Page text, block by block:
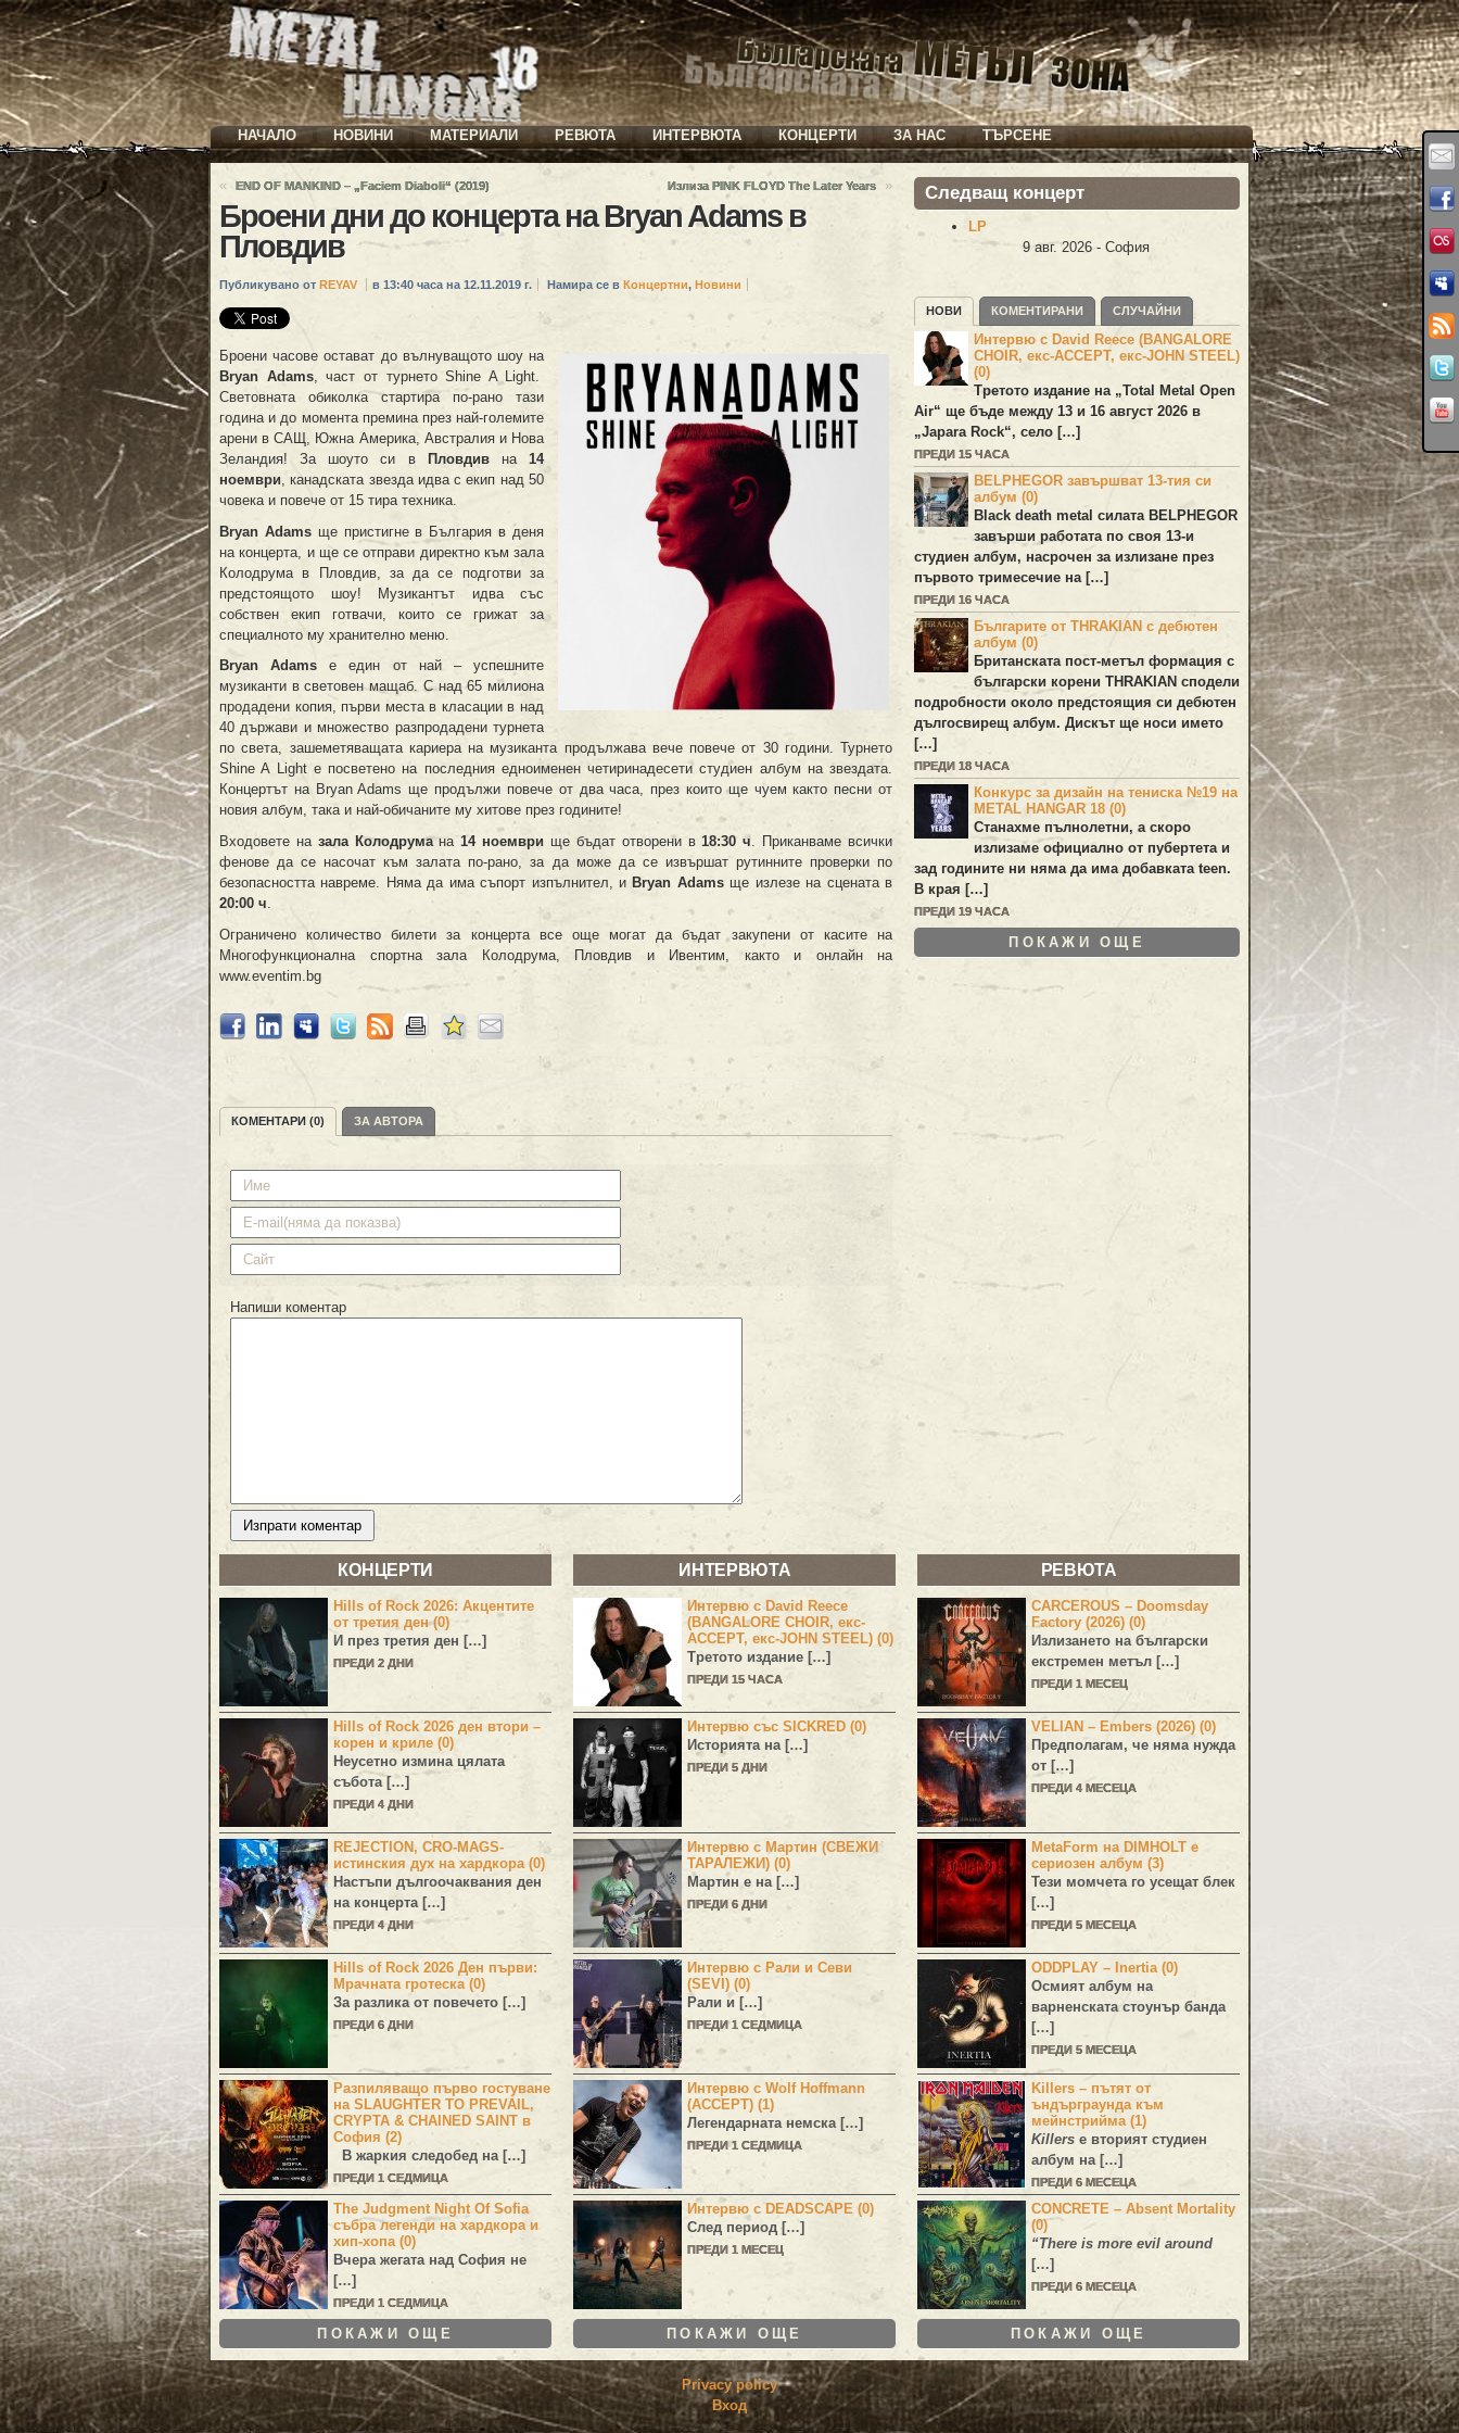
НАЧАЛО НОВИНИ МАТЕРИАЛИ РЕВЮТА ИНТЕРВЮТА КОНЦЕРТИ ЗА НАС ТЪРСЕНЕ
« END OF MANKIND – „Faciem Diaboli“ (2019) Излиза PINK FLOYD The Later Years »
Броени дни до концерта на Bryan Adams в
Пловдив
Публикувано от REYAV в 13:40 часа на 12.11.2019 г. Намира се в Концертни, Новини
Броени часове остават до вълнуващото шоу на
Bryan Adams, част от турнето Shine A Light.
Световната обиколка стартира по-рано тази
година и до момента премина през най-големите
арени в САЩ, Южна Америка, Австралия и Нова
Зеландия! За шоуто си в
Пловдивна 14
ноември , канадската звезда идва с екип над 50
човека и повече от 15 тира техника.
Bryan Adamsще пристигне в България в деня
на концерта, и ще се отправи директно към зала
Колодрума в Пловдив, за да се подготви за
предстоящото шоу! Музикантът идва със
собствен екип готвачи, които се грижат за
специалното му хранително меню.
Bryan Adams е един от най – успешните
музиканти в световен мащаб. С над 65 милиона
продадени копия, първи места в класации в над
40 държави и множество разпродадени турнета
по света, зашеметяващата кариера на музиканта продължава вече повече от 30 години. Турнето
Shine A Light е посветено на последния едноименен четиринадесети студиен албум на звездата.
Концертът на Bryan Adams ще продължи повече от два часа, през които ще чуем както песни от
новия албум, така и най-обичаните му хитове през годините!
Входовете назала Колодрумана14 ноември ще бъдат отворени в18:30 ч. Приканваме всички
фенове да се насочат към залата по-рано, за да може да се извършат рутинните проверки по
безопасността навреме. Няма да има съпорт изпълнител, и Bryan Adamsще излезе на сцената в
20:00 ч.
Ограничено количество билети за концерта все още могат да бъдат закупени от касите на
Многофункционална спортна зала Колодрума, Пловдив и Ивентим, както и онлайн на
www.eventim.bg
КОМЕНТАРИ (0) ЗА АВТОРА
Напиши коментар
Следващ концерт
LP
9 авг. 2026 - София
НОВИ КОМЕНТИРАНИ СЛУЧАЙНИ
Интервю с David Reece (BANGALORE
CHOIR, екс-ACCEPT, екс-JOHN STEEL)
(0)
Третото издание на „Total Metal Open
Air“ ще бъде между 13 и 16 август 2026 в
„Japara Rock“, село […]
ПРЕДИ 15 ЧАСА
BELPHEGOR завършват 13-тия си
албум (0)
Black death metal силата BELPHEGOR
завърши работата по своя 13-и
студиен албум, насрочен за излизане през
първото тримесечие на […]
ПРЕДИ 16 ЧАСА
Българите от THRAKIAN с дебютен
албум (0)
Британската пост-метъл формация с
български корени THRAKIAN сподели
подробности около предстоящия си дебютен
дългосвирещ албум. Дискът ще носи името
[…]
ПРЕДИ 18 ЧАСА
Конкурс за дизайн на тениска №19 на
METAL HANGAR 18 (0)
Станахме пълнолетни, а скоро
излизаме официално от пубертета и
зад годините ни няма да има добавката teen.
В края […]
ПРЕДИ 19 ЧАСА
ПОКАЖИ ОЩЕ
КОНЦЕРТИ
Hills of Rock 2026: Акцентите
от третия ден (0)
И през третия ден […]
ПРЕДИ 2 ДНИ
Hills of Rock 2026 ден втори –
корен и криле (0)
Неусетно измина цялата
събота […]
ПРЕДИ 4 ДНИ
REJECTION, CRO-MAGS-
истинския дух на хардкора (0)
Настъпи дългоочаквания ден
на концерта […]
ПРЕДИ 4 ДНИ
Hills of Rock 2026 Ден първи:
Мрачната гротеска (0)
За разлика от повечето […]
ПРЕДИ 6 ДНИ
Разпиляващо първо гостуване
на SLAUGHTER TO PREVAIL,
CRYPTA & CHAINED SAINT в
София (2)
В жаркия следобед на […]
ПРЕДИ 1 СЕДМИЦА
The Judgment Night Of Sofia
събра легенди на хардкора и
хип-хопа (0)
Вчера жегата над София не
[…]
ПРЕДИ 1 СЕДМИЦА
ПОКАЖИ ОЩЕ
ИНТЕРВЮТА
Интервю с David Reece
(BANGALORE CHOIR, екс-
ACCEPT, екс-JOHN STEEL) (0)
Третото издание […]
ПРЕДИ 15 ЧАСА
Интервю със SICKRED (0)
Историята на […]
ПРЕДИ 5 ДНИ
Интервю с Мартин (СВЕЖИ
ТАРАЛЕЖИ) (0)
Мартин е на […]
ПРЕДИ 6 ДНИ
Интервю с Рали и Севи
(SEVI) (0)
Рали и […]
ПРЕДИ 1 СЕДМИЦА
Интервю с Wolf Hoffmann
(ACCEPT) (1)
Легендарната немска […]
ПРЕДИ 1 СЕДМИЦА
Интервю с DEADSCAPE (0)
След период […]
ПРЕДИ 1 МЕСЕЦ
ПОКАЖИ ОЩЕ
РЕВЮТА
CARCEROUS – Doomsday
Factory (2026) (0)
Излизането на български
екстремен метъл […]
ПРЕДИ 1 МЕСЕЦ
VELIAN – Embers (2026) (0)
Предполагам, че няма нужда
от […]
ПРЕДИ 4 МЕСЕЦА
MetaForm на DIMHOLT е
сериозен албум (3)
Тези момчета го усещат блек
[…]
ПРЕДИ 5 МЕСЕЦА
ODDPLAY – Inertia (0)
Осмият албум на
варненската стоунър банда
[…]
ПРЕДИ 5 МЕСЕЦА
Killers – пътят от
ъндърграунда към
мейнстрийма (1)
Killers е вторият студиен
албум на […]
ПРЕДИ 6 МЕСЕЦА
CONCRETE – Absent Mortality
(0)
“There is more evil around
[…]
ПРЕДИ 6 МЕСЕЦА
ПОКАЖИ ОЩЕ
Privacy policy
Вход